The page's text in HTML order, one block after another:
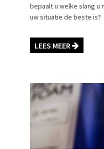
bepaalt u welke slang u
uw situatie de beste is?
LEES MEER